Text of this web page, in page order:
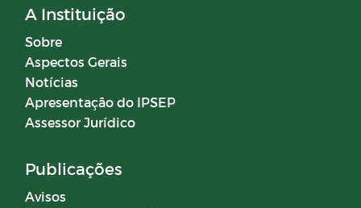
Horários Funcionários
A Instituição
Sobre
Aspectos Gerais
Notícias
Apresentação do IPSEP
Assessor Jurídico
Publicações
Avisos